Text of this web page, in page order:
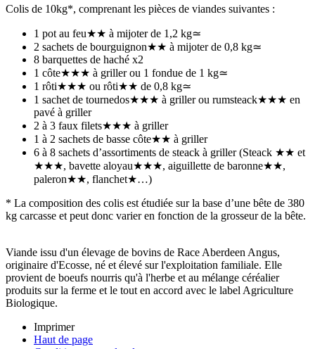
Colis de 10kg*, comprenant les pièces de viandes suivantes :
1 pot au feu★★ à mijoter de 1,2 kg≃
2 sachets de bourguignon★★ à mijoter de 0,8 kg≃
8 barquettes de haché x2
1 côte★★★ à griller ou 1 fondue de 1 kg≃
1 rôti★★★ ou rôti★★ de 0,8 kg≃
1 sachet de tournedos★★★ à griller ou rumsteack★★★ en
pavé à griller
2 à 3 faux filets★★★ à griller
1 à 2 sachets de basse côte★★ à griller
6 à 8 sachets d’assortiments de steack à griller (Steack ★★ et
★★★, bavette aloyau★★★, aiguillette de baronne★★,
paleron★★, flanchet★…)
* La composition des colis est étudiée sur la base d’une bête de 380
kg carcasse et peut donc varier en fonction de la grosseur de la bête.
Viande issu d'un élevage de bovins de Race Aberdeen Angus,
originaire d'Ecosse, né et élevé sur l'exploitation familiale. Elle
provient de boeufs nourris qu'à l'herbe et au mélange céréalier
produits sur la ferme et le tout en accord avec le label Agriculture
Biologique.
Imprimer
Haut de page